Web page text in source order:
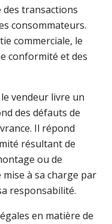
des transactions
consommateurs.
commerciale, le
conformité et des
vendeur livre un
des défauts de
Il répond
résultant de
ou de
mise à sa charge par
responsabilité.
en matière de